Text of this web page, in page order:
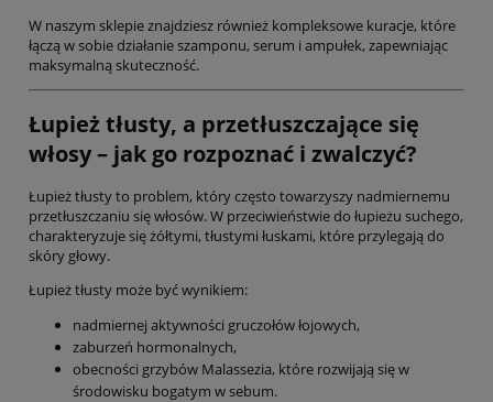
W naszym sklepie znajdziesz również kompleksowe kuracje, które
łączą w sobie działanie szamponu, serum i ampułek, zapewniając
maksymalną skuteczność.
Łupież tłusty, a przetłuszczające się
włosy – jak go rozpoznać i zwalczyć?
Łupież tłusty to problem, który często towarzyszy nadmiernemu
przetłuszczaniu się włosów. W przeciwieństwie do łupieżu suchego,
charakteryzuje się żółtymi, tłustymi łuskami, które przylegają do
skóry głowy.
Łupież tłusty może być wynikiem:
nadmiernej aktywności gruczołów łojowych,
zaburzeń hormonalnych,
obecności grzybów Malassezia, które rozwijają się w
środowisku bogatym w sebum.